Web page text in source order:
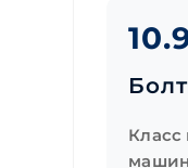
Класс